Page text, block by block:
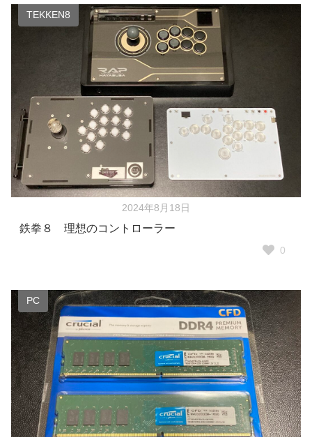
TEKKEN8
2024年8月18日
鉄拳８ 理想のコントローラー
0
PC